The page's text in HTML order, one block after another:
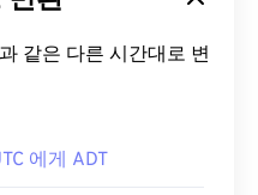
같은 다른 시간대로 변
에게 ADT